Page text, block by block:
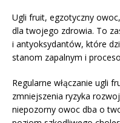
Ugli fruit, egzotyczny
dla twojego zdrowia. To
i antyoksydantów, które
stanom zapalnym i
Regularne włączanie ugli
zmniejszenia ryzyka
niepozorny owoc dba o